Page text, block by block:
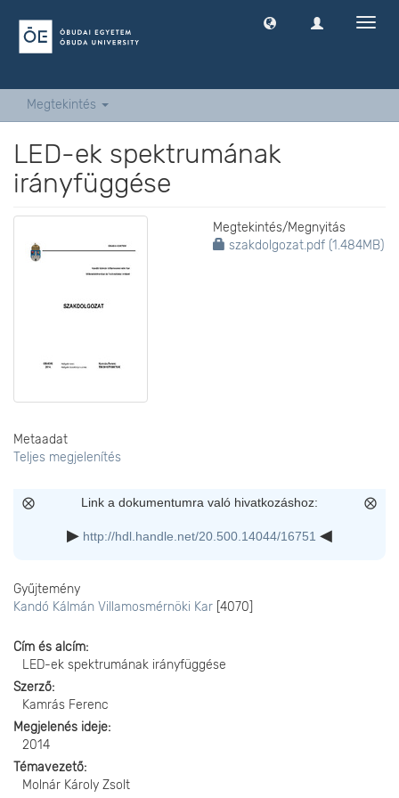
Megtekintés
LED-ek spektrumának
irányfüggése
Megtekintés/Megnyitás
szakdolgozat.pdf (1.484MB)
Metaadat
Teljes megjelenítés
Link a dokumentumra való hivatkozáshoz:
http://hdl.handle.net/20.500.14044/16751
Gyűjtemény
Kandó Kálmán Villamosmérnöki Kar [4070]
Cím és alcím
LED-ek spektrumának irányfüggése
Szerző
Kamrás Ferenc
Megjelenés ideje
2014
Témavezető
Molnár Károly Zsolt